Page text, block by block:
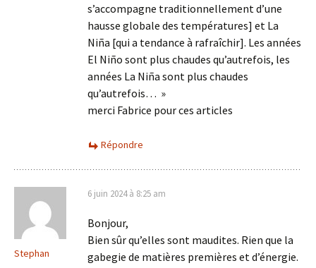
s’accompagne traditionnellement d’une
hausse globale des températures] et La
Niña [qui a tendance à rafraîchir]. Les années
El Niño sont plus chaudes qu’autrefois, les
années La Niña sont plus chaudes
qu’autrefois… »
merci Fabrice pour ces articles
Répondre
Stephan
6 juin 2024 à 8:25 am
Bonjour,
Bien sûr qu’elles sont maudites. Rien que la
gabegie de matières premières et d’énergie.